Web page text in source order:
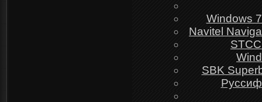
Windows
Navitel
SBK